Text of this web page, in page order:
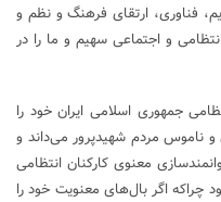
فناوری، ارتقای فرهنگ و نظم و
و اجتماعی سهیم و ما را در
جمهوری اسلامی ایران خود را
ناموس مردم شهیدپرور می‌داند و
معنوی کارکنان انتظامی
اگر بال‌های معنویت خود را